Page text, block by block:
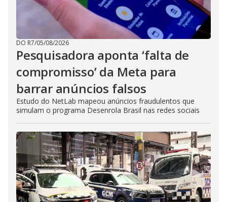
DO R7/05/08/2026
Pesquisadora aponta ‘falta de
compromisso’ da Meta para
barrar anúncios falsos
Estudo do NetLab mapeou anúncios fraudulentos que
simulam o programa Desenrola Brasil nas redes sociais